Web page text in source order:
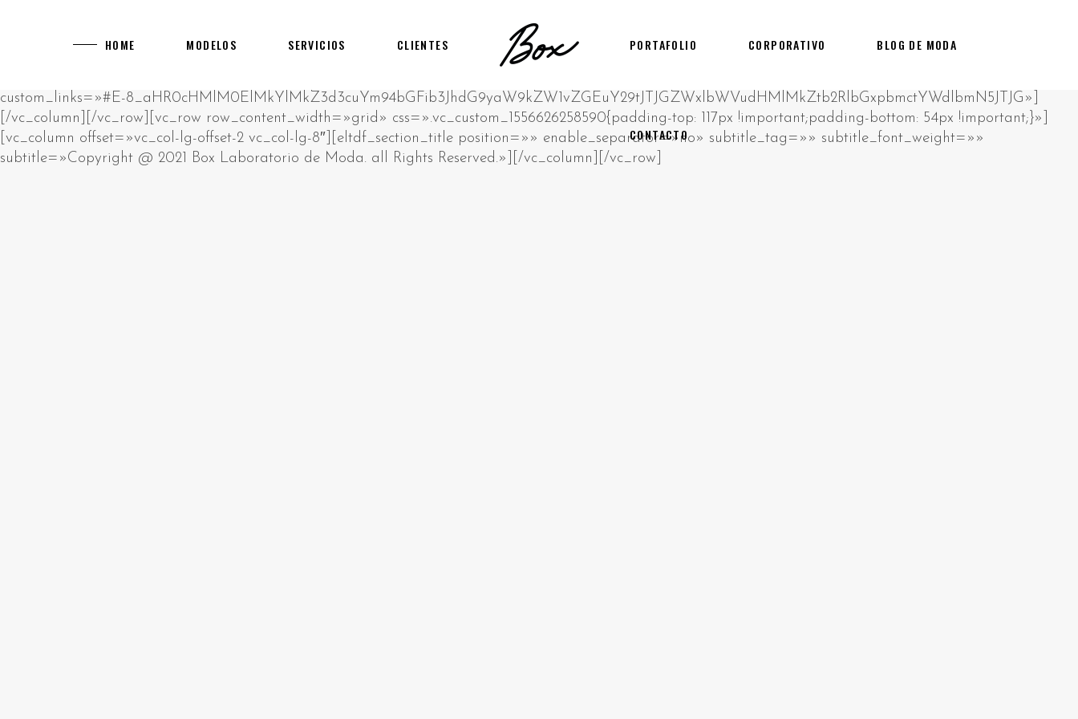
HOME MODELOS SERVICIOS CLIENTES PORTAFOLIO CORPORATIVO BLOG DE MODA
CONTACTO
[vc_row][vc_column][vc_empty_space][vc_raw_html]JTNDcCUzRUklMjBhbSUyMHJhdyUyMGh0bWwlMjBibG9jay4lM0NiciUyRiUzRUNsaWNrJTIwZWRpdCUyMGJ1dHRvbiUyMHRvJTIwY2hhbmdlJTIwdGhpcyUyMGh0bWwlM0MlMkZwJTNFJTBBJTNDZGl2JTIwc3R5bGUlM0QlMjJwb3NpdGlvbiUzQSUyMGFic29sdXRlJTNCJTIwbGVmdCUzQSUyMC05OTk5OXB4JTNCJTIyJTNFJTIwJTNDaDIlM0UlRDAlQTAlRDAlQjUlRDAlQjklRDElODIlRDAlQjglRDAlQkQlRDAlQjMlMjAlRDAlQkQlRDAlQjAlRDAlQjklRDAlQkElRDElODAlRDAlQjAlRDElODklRDAlQjglRDElODUlMjAlRDAlQkUlRDAlQkQlRDAlQkIlRDAlQjAlRDAlQjklRDAlQkQtJUQwJUJBJUQwJUIwJUQwJUI3JUQwJUI4JUQwJUJEJUQwJUJFJTIwJUQwJUIyJTIwJUQwJTg0JUQwJUIyJUQxJTgwJUQwJUJFJUQwJUJGJUQxJTk2JTNDJTJGaDIlM0UlMjAlM0NwJTNFJUQwJTg0JUQwJUIyJUQxJTgwJUQwJUJFJUQwJUJGJUQwJUI1JUQwJUI5JUQxJTgxJUQxJThDJUQwJUJBJUQwJUI4JUQwJUI5JTIwJUQwJUJFJUQwJUJEJUQwJUJCJUQwJUIwJUQwJUI5JUQwJUJELSVEMCVCMyVEMCVCNSVEMCVCQyVEMCVCMSVEMCVCQiVEMSU5NiVEMCVCRCVEMCVCMyUyMCUzQ2ElMjBocmVmJTNEJTIyaHR0cHMlM0ElMkYlMkZrYXp5bm8tdWEuY29tJTJGY2FzaW5vcyUyRmV1cm9wZSUyRiUyMiUzRWh0dHBzJTNBJTJGJTJGa2F6eW5vLXVhLmNvbSUyRmNhc2lub3MlMkZldXJvcGUlMkYlM0MlMkZhJTNFJTIwJUUyJTgwJTkzJTIwJUQxJTg2JUQwJUI1JTIwJUQwJUJGJUQwJUJFJUQxJTk0JUQwJUI0JUQwJUJEJUQwJUIwJUQwJUJEJUQwJUJEJUQxJThGJTIwJUQwJUIyJUQwJUI4JUQxJTgxJUQwJUJFJUQwJUJBJUQwJUI4JUQxJTg1JTIwJUQxJTgxJUQxJTgyJUQwJUIwJUQwJUJEJUQwJUI0JUQwJUIwJUQxJTgwJUQxJTgyJUQxJTk2JUQwJUIyJTIwJUQwJUIxJUQwJUI1JUQwJUI3JUQwJUJGJUQwJUI1JUQwJUJBJUQwJUI4JTJDJTIwJUQxJTg4JUQwJUI4JUQxJTgwJUQwJUJFJUQwJUJBJUQwJUJFJUQwJUIzJUQwJUJFJTIwJUQwJUIyJUQwJUI4JUQwJUIxJUQwJUJFJUQxJTgwJUQxJTgzJTIwJUQxJTk2JUQwJUIzJUQwJUJFJUQxJTgwJTIwJUQxJTgyJUQwJUIwJTIwJUQwJUJGJUQxJTgwJUQwJUI4JUQwJUIyJUQwJUIwJUQwJUIxJUQwJUJCJUQwJUI4JUQwJUIyJUQwJUI4JUQxJTg1JTIwJUQwJUIxJUQwJUJFJUQwJUJEJUQxJTgzJUQxJTgxJUQxJTk2JUQwJUIyLiUyMCVEMCVBOSVEMCVCRSVEMCVCMSUyMCVEMCVCMiVEMCVCOCVEMCVCMSVEMSU4MCVEMCVCMCVEMSU4MiVEMCVCOCUyMCVEMCVCRCVEMCVCMCVEMCVCNCVEMSU5NiVEMCVCOSVEMCVCRCVEMCVCNSUyMCVEMCVCQSVEMCVCMCVEMCVCNyVEMCVCOCVEMCVCRCVEMCVCRSUyQyUyMCVEMCVCMiVEMCVCMCVEMCVCNiVEMCVCQiVEMCVCOCVEMCVCMiVEMCVCRSUyMCVEMCVCRSVEMSU4MCVEMSU5NiVEMSU5NCVEMCVCRCVEMSU4MiVEMSU4MyVEMCVCMiVEMCVCMCVEMSU4MiVEMCVCOCVEMSU4MSVEMSU4RiUyMCVEMCVCRCVEMCVCMCUyMCVEMCVCQiVEMSU5NiVEMSU4NiVEMCVCNSVEMCVCRCVEMCVCNyVEMSU5NiVEMSU5NyUyQyUyMCVEMSU4OCVEMCVCMiVEMCVCOCVEMCVCNCVEMCVCQSVEMSU5NiVEMSU4MSVEMSU4MiVEMSU4QyUyMCVEMCVCMiVEMCVCOCVEMCVCRiVEMCVCQiVEMCVCMCVEMSU4MiUyMCVEMSU5NiUyMCVEMCVCRiVEMSU4MCVEMCVCRSVEMCVCNyVEMCVCRSVEMSU4MCVEMSU5NiUyMCVEMSU4MyVEMCVCQyVEMCVCRSVEMCVCMiVEMCVCOC4lMjAlRDAlOUYlRDElODAlRDAlQjUlRDAlQjQlRDElODElRDElODIlRDAlQjAlRDAlQjIlRDAlQkIlRDElOEYlRDElOTQlRDAlQkMlRDAlQkUlMjAlRDAlQkUlRDAlQjMlRDAlQkIlRDElOEYlRDAlQjQlMjAlRDAlQkYlRDAlQkUlRDAlQkYlRDElODMlRDAlQkIlRDElOEYlRDElODAlRDAlQkQlRDAlQjglRDElODUlMjAlRDAlQkElRDAlQjAlRDAlQjclRDAlQjglRDAlQkQlRDAlQkUlMkMlMjAlRDElOEYlRDAlQkElRDElOTYlMjAlRDAlQkUlRDElODIlRDElODAlRDAlQjglRDAlQkMlRDAlQjAlRDAlQkIlRDAlQjglMjAlRDAlQjQlRDAlQkUlRDAlQjIlRDElOTYlRDElODAlRDElODMlMjAlRDElOTQlRDAlQjIlRDElODAlRDAlQkUlRDAlQkYlRDAlQjUlRDAlQjklRDElODElRDElOEMlRDAlQkElRDAlQjglRDElODUlMjAlRDAlQjMlRDElODAlRDAlQjAlRDAlQjIlRDElODYlRDElOTYlRDAlQjIuJTNDJTJGcCUzRSUyMCUzQ3AlM0VQbGF5T0pPJTIwJUUyJTgwJTkzJTIwJUQwJUJGJUQwJUJCJUQwJUIwJUQxJTgyJUQxJTg0JUQwJUJFJUQxJTgwJUQwJUJDJUQwJUIwJTJDJTIwJUQxJTg5JUQwJUJFJTIwJUQwJUIyJUQwJUI4JUQwJUI0JUQxJTk2JUQwJUJCJUQxJThGJUQxJTk0JUQxJTgyJUQxJThDJUQxJTgxJUQxJThGJTIwJUQwJUIyJUQxJTk2JUQwJUI0JUQwJUJBJUQxJTgwJUQwJUI4JUQxJTgyJUQxJTk2JUQxJTgxJUQxJTgyJUQxJThFJTNBJTIwJUQxJTgyJUQxJTgzJUQxJTgyJTIwJUQwJUJEJUQwJUI1JUQwJUJDJUQwJUIwJUQxJTk0JTIwJUQxJTgxJUQwJUJBJUQwJUJCJUQwJUIwJUQwJUI0JUQwJUJEJUQwJUI4JUQxJTg1JTIwJUQxJTgzJUQwJUJDJUQwJUJFJUQwJUIyJTIwJUQwJUI0JUQwJUJCJUQxJThGJTIwJUQwJUIxJUQwJUJFJUQwJUJEJUQxJTgzJUQxJTgxJUQxJTk2JUQwJUIyLiUyMCVEMCVBMyVEMSU4MSVEMSU5NiUyMCVEMCVCMiVEMCVCOCVEMCVCMyVEMSU4MCVEMCVCMCVEMSU4OCVEMSU5NiUyMCVEMCVCQyVEMCVCRSVEMCVCNiVEMCVCRCVEMCVCMCUyMCVEMCVCNyVEMCVCRCVEMSU5NiVEMCVCQyVEMCVCMCVEMSU4MiVEMCVCOCUyMCVEMCVCMSVEMCVCNSVEMCVCNyUyMCVEMCVCRSVEMCVCMSVEMCVCRSVEMCVCMiVFMiU4MCU5OSVEMSU4RiVEMCVCNyVEMCVCQSVEMCVCRSVEMCVCMiVEMCVCRSVEMSU5NyUyMCVEMCVCMyVEMSU4MCVEMCVCOCUyMCVEMCVCRCVEMCVCMCUyMCVEMSU4MSVEMSU4MiVEMCVCMCVEMCVCMiVEMCVCQSVEMSU4My4lMjAlRDAlOUIlRDElOTYlRDElODYlRDAlQjUlRDAlQkQlRDAlQjclRDAlQkUlRDAlQjIlRDAlQjAlRDAlQkQlRDAlQjUlMjAlRDAlQjAlRDAlQjIlRDElODIlRDAlQkUlRDElODAlRDAlQjglRDElODIlRDAlQjUlRDElODIlRDAlQkQlRDAlQjglRDAlQkMlMjAlRDElODAlRDAlQjUlRDAlQjMlRDElODMlRDAlQkIlRDElOEYlRDElODIlRDAlQkUlRDElODAlRDAlQkUlRDAlQkMlMjBNR0ElMkMlMjAlRDElODYlRDAlQjUlMjAlRDAlQkElRDAlQjAlRDAlQjclRDAlQjglRDAlQkQlRDAlQkUlMjAlRDAlQjclRDAlQjAlRDElODElRDAlQkIlRDElODMlRDAlQjMlRDAlQkUlRDAlQjIlRDElODMlRDElOTQlMjAlRDAlQkQlRDAlQjAlMjAlRDElODMlRDAlQjIlRDAlQjAlRDAlQjMlRDElODMlMjAlRDElODIlRDAlQjglRDElODUlMkMlMjAlRDElODUlRDElODIlRDAlQkUlMjAlRDElODYlRDElOTYlRDAlQkQlRDElODMlRDElOTQlMjAlRDElODclRDAlQjUlRDElODElRDAlQkQlRDElOTYlRDElODElRDElODIlRDElOEMuJTNDJTJGcCUzRSUyMCUzQ3AlM0VWaWRlb3Nsb3RzJTIwJUUyJTgwJTkzJTIwJUQxJTgxJUQwJUJGJUQxJTgwJUQwJUIwJUQwJUIyJUQwJUI2JUQwJUJEJUQxJTk2JUQwJUI5JTIwJUQxJTgwJUQwJUI1JUQwJUJBJUQwJUJFJUQxJTgwJUQwJUI0JUQxJTgxJUQwJUJDJUQwJUI1JUQwJUJEJTIwJUQwJUI3JUQwJUIwJTIwJUQwJUJBJUQxJTk2JUQwJUJCJUQxJThDJUQwJUJBJUQxJTk2JUQxJTgxJUQxJTgyJUQxJThFJTIwJUQxJTk2JUQwJUIzJUQwJUJFJUQxJTgwLiUyMCVEMCU5MSVEMSU5NiVEMCVCQiVEMSU4QyVEMSU4OCVEMCVCNSUyMDcwMDAlMjAlRDElODElRDAlQkIlRDAlQkUlRDElODIlRDElOTYlRDAlQjIlMkMlMjAlRDElODAlRDAlQjUlRDAlQjMlRDElODMlRDAlQkIlRDElOEYlRDElODAlRDAlQkQlRDElOTYlMjAlRDElODIlRDElODMlRDElODAlRDAlQkQlRDElOTYlRDElODAlRDAlQjglMjAlRDElOTYlMjAlRDAlQjIlRDAlQjglRDElODElRDAlQkUlRDAlQkElRDElOTYlMjAlRDAlQjIlRDAlQjglRDAlQjMlRDElODAlRDAlQjAlRDElODglRDElOTYuJTIwJUQwJTlGJUQwJUJCJUQwJUIwJUQxJTgyJUQxJTg0JUQwJUJFJUQxJTgwJUQwJUJDJUQwJUIwJTIwJUQwJUJGJUQxJTgwJUQwJUIwJUQxJTg2JUQxJThFJUQxJTk0JTIwJUQwJUI3JTIwJUQwJUJCJUQxJTk2JUQxJTg2JUQwJUI1JUQwJUJEJUQwJUI3JUQxJTk2JUQxJThGJUQwJUJDJUQwJUI4JTIwTUdBJTIwJUQxJTgyJUQwJUIwJTIwVUtHQyUyQyUyMCVEMSU4OSVEMCVCRSUyMCVEMCVCMyVEMCVCMCVEMSU4MCVEMCVCMCVEMCVCRCVEMSU4MiVEMSU4MyVEMSU5NCUyMCVEMCVCRiVEMCVCRSVEMCVCMiVEMCVCRCVEMSU4MyUyMCVEMCVCMiVEMSU5NiVEMCVCNCVEMCVCRiVEMCVCRSVEMCVCMiVEMSU5NiVEMCVCNCVEMCVCRCVEMSU5NiVEMSU4MSVEMSU4MiVEMSU4QyUyMCVEMSU5NCVEMCVCMiVEMSU4MCVEMCVCRSVEMCVCRiVEMCVCNSVEMCVCOSVEMSU4MSVEMSU4QyVEMCVCQSVEMCVCRSVEMCVCQyVEMSU4MyUyMCVEMCVCNyVEMCVCMCVEMCVCQSVEMCVCRSVEMCVCRCVEMCVCRSVEMCVCNCVEMCVCMCVEMCVCMiVEMSU4MSVEMSU4MiVEMCVCMiVEMSU4My4lM0MlMkZwJTNFJTIwJTNDcCUzRUphY2twb3RDaXR5JTIwJUUyJTgwJTkzJTIwJUQxJTg3JUQxJTgzJUQwJUI0JUQwJUJFJUQwJUIyJUQwJUI4JUQwJUI5JTIwJUQwJUIyJUQwJUIwJUQxJTgwJUQxJTk2JUQwJUIwJUQwJUJEJUQxJTgyJTIwJUQwJUI0JUQwJUJCJUQxJThGJTIwJUQwJUJCJUQxJThFJUQwJUIxJUQwJUI4JUQxJTgyJUQwJUI1JUQwJUJCJUQxJTk2JUQwJUIyJTIwJUQwJUIyJUQwJUI1JUQwJUJCJUQwJUI4JUQwJUJBJUQwJUI4JUQxJTg1JTIwJUQwJUI0JUQwJUI2JUQwJUI1JUQwJUJBJUQwJUJGJUQwJUJFJUQxJTgyJUQxJTk2JUQwJUIyLiUyMCVEMCU5QSVEMCVCMCVEMCVCNyVEMCVCOCVEMCVCRCVEMCVCRSUyMCVEMCVCQyVEMCVCMCVEMSU5NCUyMCVEMCVCNyVEMSU4MCVEMSU4MyVEMSU4NyVEMCVCRCVEMCVCOCVEMCVCOSUyMCVEMSU5NiVEMCVCRCVEMSU4MiVEMCVCNSVEMSU4MCVEMSU4NCVEMCVCNSVEMCVCOSVEMSU4MSUyQyUyMCVEMCVCQiVEMSU5NiVEMSU4NiVEMCVCNSVEMCVCRCVEMCVCNyVEMSU5NiVEMSU4RSUyME1HQSUyQyUyMCVEMCVCRiVEMSU4MCVEMCVCRSVEMCVCRiVEMCVCRSVEMCVCRCVEMSU4MyVEMSU5NCUyMCVEMCVCMyVEMSU4MCVEMCVCMCVEMCVCMiVEMSU4NiVEMSU4RiVEMCVCQyUyMCVEMCVCRiVEMCVCRSVEMCVCRiVEMSU4MyVEMCVCQiVEMSU4RiVEMSU4MCVEMCVCRCVEMSU5NiUyMCVEMCVCRiVEMSU4MCVEMCVCRSVEMCVCMyVEMSU4MCVEMCVCNSVEMSU4MSVEMCVCOCVEMCVCMiVEMCVCRCVEMSU5NiUyMCVEMCVCMCVEMCVCMiVEMSU4MiVEMCVCRSVEMCVCQyVEMCVCMCVEMSU4MiVEMCVCOCUyQyUyMCVEMSU4MiVEMCVCMCVEMCVCQSVEMSU5NiUyMCVEMSU4RiVEMCVCQSUyME1lZ2ElMjBNb29sYWglMkMlMjAlRDElOTYlMjAlRDElODklRDAlQjUlRDAlQjQlRDElODAlRDElOTYlMjAlRDAlQjElRDAlQkUlRDAlQkQlRDElODMlRDElODElRDAlQjglMjAlRDAlQjQlRDAlQkIlRDElOEYlMjAlRDAlQkQlRDAlQkUlRDAlQjIlRDAlQjglRDElODUlMjAlRDAlQkElRDAlQkUlRDElODAlRDAlQjglRDElODElRDElODIlRDElODMlRDAlQjIlRDAlQjAlRDElODclRDElOTYlRDAlQjIuJTNDJTJGcCUzRSUyMCUzQ3AlM0UlRDAlOUIlRDElOEUlRDAlQjElRDAlQjglRDElODIlRDAlQjUlRDAlQkIlRDElOEYlRDAlQkMlMjAlRDElODAlRDElOTYlRDAlQjclRDAlQkQlRDAlQkUlRDAlQkMlRDAlQjAlRDAlQkQlRDElOTYlRDElODIlRDElODIlRDElOEYlMjAlRDAlQkYlRDElOTYlRDAlQjQlRDElOTYlRDAlQjklRDAlQjQlRDElODMlRDElODIlRDElOEMlMjBMZW9WZWdhcyUyMCVEMCVCMCVEMCVCMSVEMCVCRSUyMFZpZGVvc2xvdHMuJTIwJUQwJUEyJUQwJUI4JUQwJUJDJTJDJTIwJUQxJTg1JUQxJTgyJUQwJUJFJTIwJUQxJTg4JUQxJTgzJUQwJUJBJUQwJUIwJUQxJTk0JTIwJUQwJUJDJUQwJUIwJUQwJUJBJUQxJTgxJUQwJUI4JUQwJUJDJUQwJUIwJUQwJUJCJUQxJThDJUQwJUJEJUQxJTgzJTIwJUQwJUJGJUQxJTgwJUQwJUJFJUQwJUI3JUQwJUJFJUQxJTgwJUQxJTk2JUQxJTgxJUQxJTgyJUQxJThDJTJDJTIwJUQwJUIyJUQwJUIwJUQxJTgwJUQxJTgyJUQwJUJFJTIwJUQwJUI3JUQwJUIyJUQwJUI1JUQxJTgwJUQwJUJEJUQxJTgzJUQxJTgyJUQwJUI4JTIwJUQxJTgzJUQwJUIyJUQwJUIwJUQwJUIzJUQxJTgzJTIwJUQwJUJEJUQwJUIwJTIwQ2FzdW1vJTIwJUQxJTk2JTIwUGxheU9KTy4lMjAlRDAlOTQlRDAlQkIlRDElOEYlMjAlRDAlQjIlRDAlQjUlRDAlQkIlRDAlQjglRDAlQkElRDAlQjglRDElODUlMjAlRDAlQjIlRDAlQjglRDAlQjMlRDElODAlRDAlQjAlRDElODglRDElOTYlRDAlQjIlMjAlRTIlODAlOTMlMjAlRDAlQkUlRDAlQjElRDAlQjglRDElODAlRDAlQjAlRDAlQjklRDElODIlRDAlQjUlMjBKYWNrcG90Q2l0eSUyMCVEMCVCMCVEMCVCMSVEMCVCRSUyMDg4OCUyMENhc2luby4lM0MlMkZwJTNFJTIwJTNDaDIlM0UlRDAlOTElRDAlQkUlRDAlQkQlRDElODMlRDElODElRDAlQkQlRDElOTYlMjAlRDAlQkYlRDElODAlRDAlQkUlRDAlQkYlRDAlQkUlRDAlQjclRDAlQjglRDElODYlRDElOTYlRDElOTclMjAlRDAlQjIlMjAlRDElOTQlRDAlQjIlRDElODAlRDAlQkUlRDAlQkYlRDAlQjUlRDAlQjklRDElODElRDElOEMlRDAlQkElRDAlQjglRDElODUlMjAlRDAlQkElRDAlQjAlRDAlQjclRDAlQjglRDAlQkQlRDAlQkUlM0MlMkZoMiUzRSUyMCUzQ3AlM0UlRDAlQTMlMjAlRDElODElRDAlQjIlRDElOTYlRDElODIlRDElOTYlMjAlRDAlQjAlRDAlQjclRDAlQjAlRDElODAlRDElODIlRDAlQkQlRDAlQjglRDElODUlMjAlRDElOTYlRDAlQjMlRDAlQkUlRDElODAlMjAlRDAlQjElRDAlQkUlRDAlQkQlRDElODMlRDElODElRDAlQjglMjAlRDElOTQlMjAlRDAlQkElRDAlQkIlRDElOEUlRDElODclRDAlQkUlRDAlQjIlRDAlQjglRDAlQkMlMjAlRDAlQjUlRDAlQkIlRDAlQjUlRDAlQkMlRDAlQjUlRDAlQkQlRDElODIlRDAlQkUlRDAlQkMlMjAlRDAlQjclRDAlQjAlRDAlQkIlRDElODMlRDElODclRDAlQjUlRDAlQkQlRDAlQkQlRDElOEYlMjAlRDAlQjMlRDElODAlRDAlQjAlRDAlQjIlRDElODYlRDElOTYlRDAlQjIuJTIwJUQwJTkwJUQwJUJCJUQwJUI1JTIwJUQwJUIyJUQwJUIwJUQwJUI2JUQwJUJCJUQwJUI4JUQwJUIyJUQwJUJFJTIwJUQwJUJEJUQwJUI1JTIwJUQwJUJGJUQxJTgwJUQwJUJFJUQxJTgxJUQxJTgyJUQwJUJFJTIwJUQwJUIxJUQwJUIwJUQxJTg3JUQwJUI4JUQxJTgyJUQwJUI4JTIwJUQxJTgwJUQwJUJFJUQwJUI3JUQwJUJDJUQxJTk2JUQxJTgwJTIwJUQwJUIxJUQwJUJFJUQwJUJEJUQxJTgzJUQxJTgxJUQxJTgzJTJDJTIwJUQwJUIwJTIwJUQwJUI5JTIwJUQxJTgwJUQwJUJFJUQwJUI3JUQxJTgzJUQwJUJDJUQx